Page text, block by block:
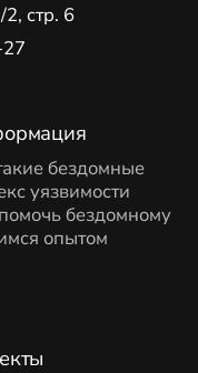
бездомные
уязвимости
бездомному
опытом
стр. 6